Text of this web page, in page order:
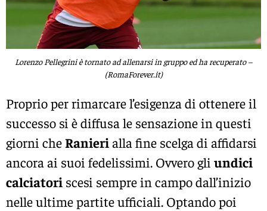
Lorenzo Pellegrini è tornato ad allenarsi in gruppo ed ha recuperato –
(RomaForever.it)
Proprio per rimarcare l’esigenza di ottenere il
successo si è diffusa le sensazione in questi
giorni cheRanierialla fine scelga di affidarsi
ancora ai suoi fedelissimi. Ovvero gli undici
calciatori scesi sempre in campo dall’inizio
nelle ultime partite ufficiali. Optando poi